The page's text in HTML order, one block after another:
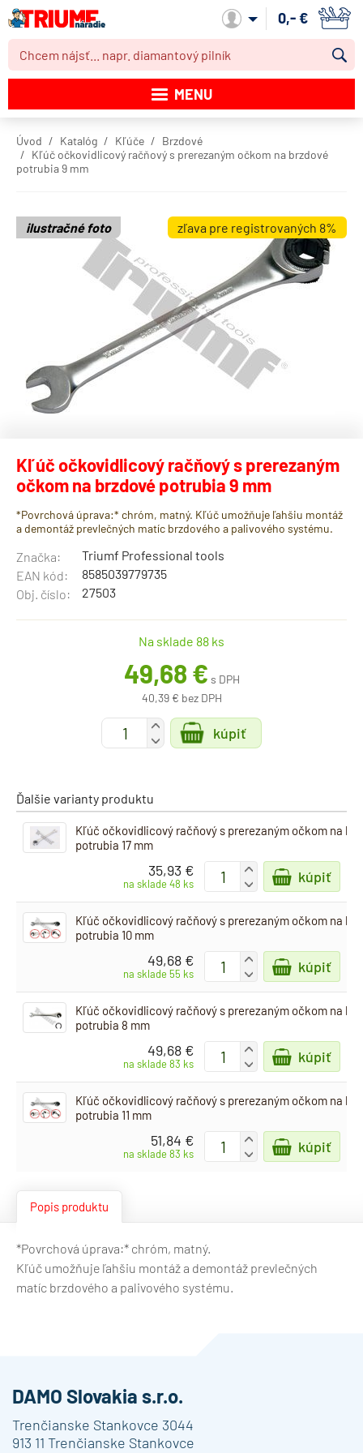
Môj účet
0,- €
MENU
Akcie
Výpredaj
Obchodné podmienky
Dodacie podmienky
Kontakt
Úvod Katalóg Kľúče
Brzdové
Kľúč očkovidlicový račňový s prerezaným očkom na brzdové
potrubia 9 mm
zľava pre registrovaných 8%
ilustračné foto
Kľúč očkovidlicový račňový s prerezaným
očkom na brzdové potrubia 9 mm
*Povrchová úprava:* chróm, matný. Kľúč umožňuje ľahšiu montáž
a demontáž prevlečných matíc brzdového a palivového systému.
Značka:
Triumf Professional tools
EAN kód:
8585039779735
Obj. číslo:
27503
Na sklade 88 ks
49,68 € s DPH
40,39 € bez DPH
+
-
kúpiť
Ďalšie varianty produktu
Kľúč očkovidlicový račňový s prerezaným očkom na
potrubia 17 mm
35,93 €
na sklade 48 ks
+
-
kúpiť
Kľúč očkovidlicový račňový s prerezaným očkom na
potrubia 10 mm
49,68 €
na sklade 55 ks
+
-
kúpiť
Kľúč očkovidlicový račňový s prerezaným očkom na
potrubia 8 mm
49,68 €
na sklade 83 ks
+
-
kúpiť
Kľúč očkovidlicový račňový s prerezaným očkom na
potrubia 11 mm
51,84 €
na sklade 83 ks
+
-
kúpiť
Popis produktu
*Povrchová úprava:* chróm, matný.
Kľúč umožňuje ľahšiu montáž a demontáž prevlečných
matíc brzdového a palivového systému.
DAMO Slovakia s.r.o.
Trenčianske Stankovce 3044
913 11 Trenčianske Stankovce